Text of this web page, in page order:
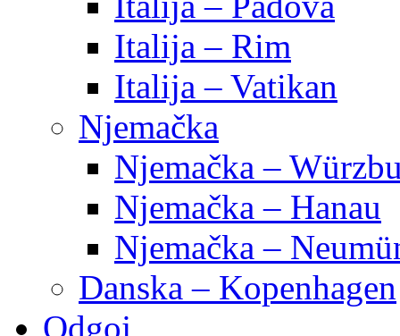
Italija – Rim
Italija – Vatikan
Njemačka
Njemačka –
Njemačka – Hanau
Njemačka –
Danska – Kopenhagen
Odgoj